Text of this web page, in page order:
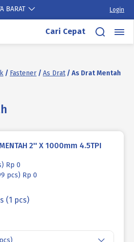
BARAT Login
Cari Cepat
/ Fastener / As Drat/ As Drat Mentah
2'' X 1000mm 4.5TPI
Rp 0
pcs) Rp 0
(1 pcs)